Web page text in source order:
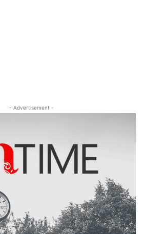
- Advertisement -